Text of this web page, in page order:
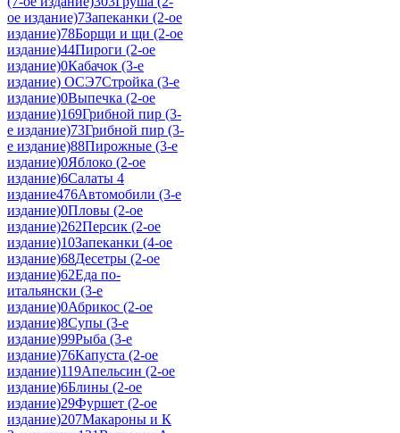
ое издание)7Запеканки (2-ое
издание)78Борщи и щи (2-ое
издание)44Пироги (2-ое
издание)0Кабачок (3-е
издание) ОСЭ7Стройка (3-е
издание)0Выпечка (2-ое
издание)169Грибной пир (3-
е издание)73Грибной пир (3-
е издание)88Пирожные (3-е
издание)0Яблоко (2-ое
издание)6Салаты 4
издание476Автомобили (3-е
издание)0Пловы (2-ое
издание)262Персик (2-ое
издание)10Запеканки (4-ое
издание)68Десетры (2-ое
издание)62Еда по-
итальянски (3-е
издание)0Абрикос (2-ое
издание)8Супы (3-е
издание)99Рыба (3-е
издание)76Капуста (2-ое
издание)119Апельсин (2-ое
издание)6Блины (2-ое
издание)29Фуршет (2-ое
издание)207Макароны и К